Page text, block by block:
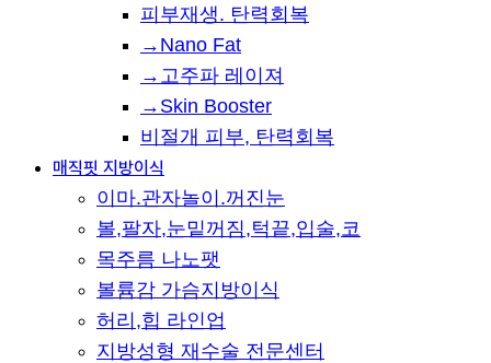
피부재생. 탄력회복
→Nano Fat
→고주파 레이져
→Skin Booster
비절개 피부, 탄력회복
매직핏 지방이식
이마.관자놀이.꺼진눈
볼,팔자,눈밑꺼짐,턱끝,입술,코
목주름 나노팻
볼륨감 가슴지방이식
허리,힙 라인업
지방성형 재수술 전문센터